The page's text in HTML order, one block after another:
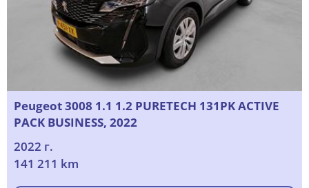
Peugeot 3008 1.1 1.2 PURETECH 131PK ACTIVE
PACK BUSINESS, 2022
2022 г.
141 211 km